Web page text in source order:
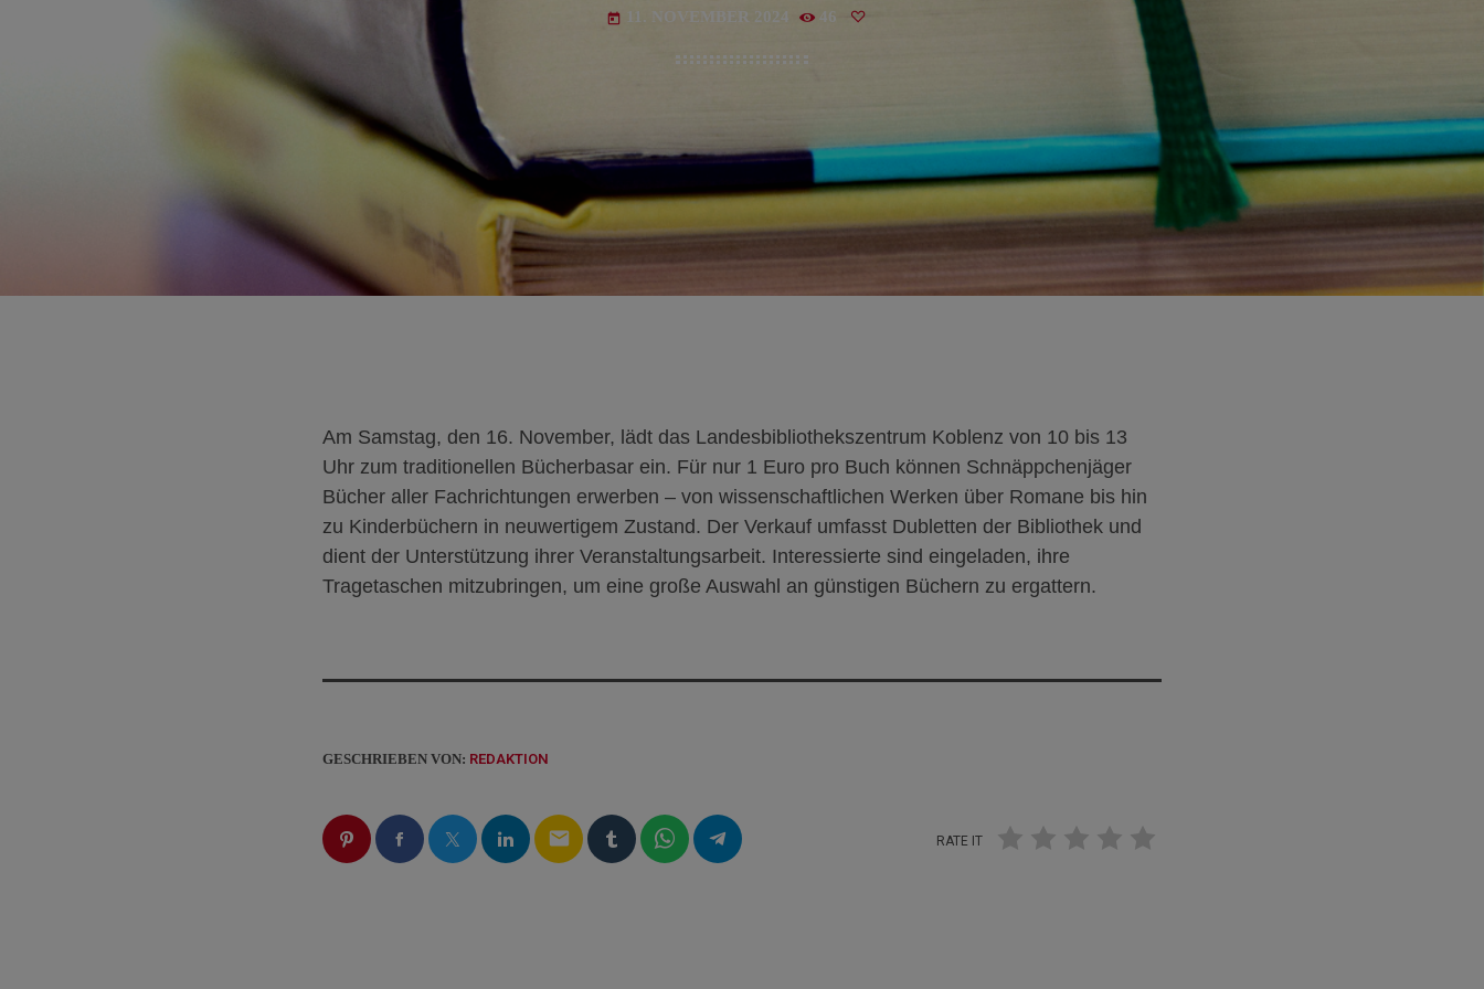
today 11. NOVEMBER 2024 46
Am Samstag, den 16. November, lädt das Landesbibliothekszentrum Koblenz von 10 bis 13
Uhr zum traditionellen Bücherbasar ein. Für nur 1 Euro pro Buch können Schnäppchenjäger
Bücher aller Fachrichtungen erwerben – von wissenschaftlichen Werken über Romane bis hin
zu Kinderbüchern in neuwertigem Zustand. Der Verkauf umfasst Dubletten der Bibliothek und
dient der Unterstützung ihrer Veranstaltungsarbeit. Interessierte sind eingeladen, ihre
Tragetaschen mitzubringen, um eine große Auswahl an günstigen Büchern zu ergattern.
GESCHRIEBEN VON: REDAKTION
email RATE IT